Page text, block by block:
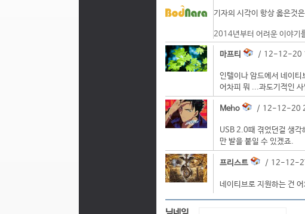
기자의 시각이 항상 옳은것
2014년부터 어려운 이야기
마프티 / 12-12-20
인텔이나 암드에서 네이티
어차피 뭐 ...과도기적인
Meho / 12-12-20
USB 2.0때 겪었던걸 생각
만 발을 붙일 수 있겠죠.
프리스트 / 12-12-
네이티브로 지원하는 건